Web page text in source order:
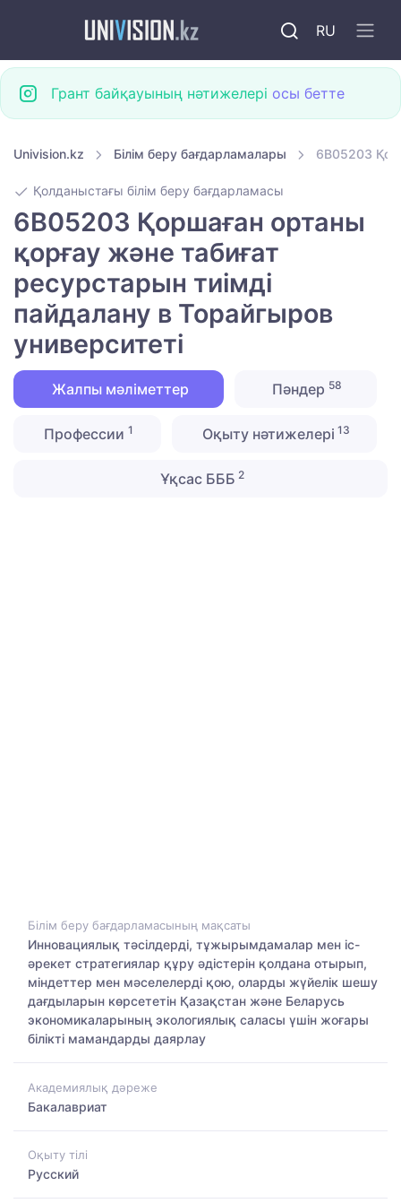
RU
Грант байқауының нәтижелері осы бетте
Univision.kz Білім беру бағдарламалары 6B05203
Қолданыстағы білім беру бағдарламасы
6B05203 Қоршаған ортаны
қорғау және табиғат
ресурстарын тиімді
пайдалану в Торайгыров
университеті
Жалпы мәліметтер Пәндер 58
Профессии1 Оқыту нәтижелері 13
Ұқсас БББ 2
Білім беру бағдарламасының мақсаты
Инновациялық тәсілдерді, тұжырымдамалар мен іс-
әрекет стратегиялар құру әдістерін қолдана отырып,
міндеттер мен мәселелерді қою, оларды жүйелік шешу
дағдыларын көрсететін Қазақстан және Беларусь
экономикаларының экологиялық саласы үшін жоғары
білікті мамандарды даярлау
Академиялық дәреже
Бакалавриат
Оқыту тілі
Русский